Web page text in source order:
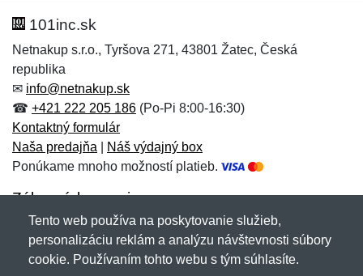
Hodnotenie:
Meno:*
E-mail:
Správa*
Meno:
E-mail:*
Správa*
101inc.sk
Netnakup s.r.o., Tyršova 271, 43801 Žatec, Česká
republika
✉ info@netnakup.sk
☎ +421 222 205 186 (Po-Pi 8:00-16:30)
Kontaktný formulár
Naša predajňa
Náš výdajný box
Ponúkame mnoho možností platieb.
Zákaznícky servis
Novinky emailom
Tento web používa na poskytovanie služieb,
personalizáciu reklám a analýzu návštevnosti súbory
cookie. Používaním tohto webu s tým súhlasíte.